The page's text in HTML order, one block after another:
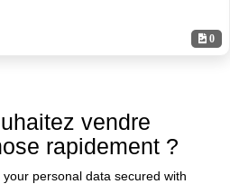
0
vendre
rapidement ?
personal data secured with